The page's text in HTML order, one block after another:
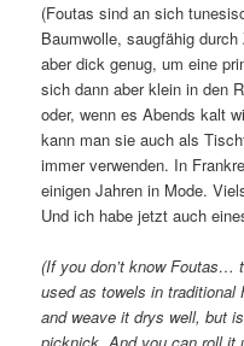
(Foutas sind an sich
Baumwolle, saugfähig
aber dick genug, um eine
sich dann aber klein in den
oder, wenn es Abends kalt
kann man sie auch als
immer verwenden. In
einigen Jahren in Mode.
Und ich habe jetzt auch
(If you don’t know Foutas…
used as towels in
and weave it drys well, but